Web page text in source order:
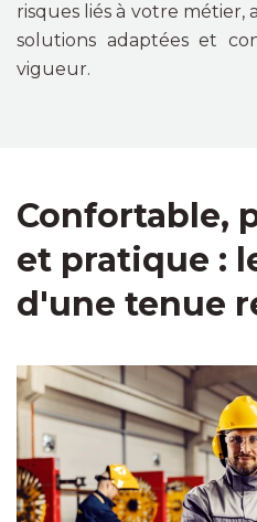
risques liés à votre métier,
solutions adaptées et
vigueur.
Confortable,
et pratique :
d'une tenue